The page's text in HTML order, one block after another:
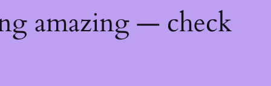
amazing — check